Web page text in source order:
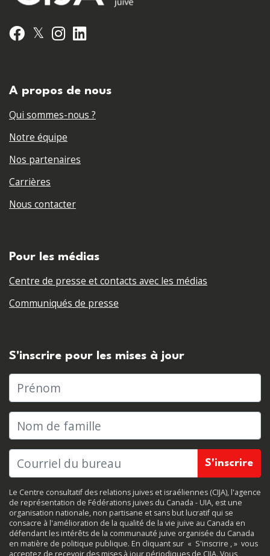
Facebook
𝕏 Instagram
A propos de nous
Qui sommes-nous ?
Notre équipe
Nos partenaires
Carrières
Nous contacter
Pour les médias
Centre de presse et contacts avec les médias
Communiqués de presse
S'inscrire pour les mises à jour
Prénom
Nom de famille
Le Centre consultatif des relations juives et israéliennes (CIJA), l'agence
de représentation de Fédérations juives du Canada - UIA, est une
organisation nationale, non partisane et sans but lucratif qui se
consacre à l'amélioration de la qualité de la vie juive au Canada en
défendant les intérêts de la communauté juive organisée du Canada
en matière de politique publique. En cliquant sur « S'inscrire , » vous
acceptez de recevoir des mises à jour périodiques de CIJA. Vous